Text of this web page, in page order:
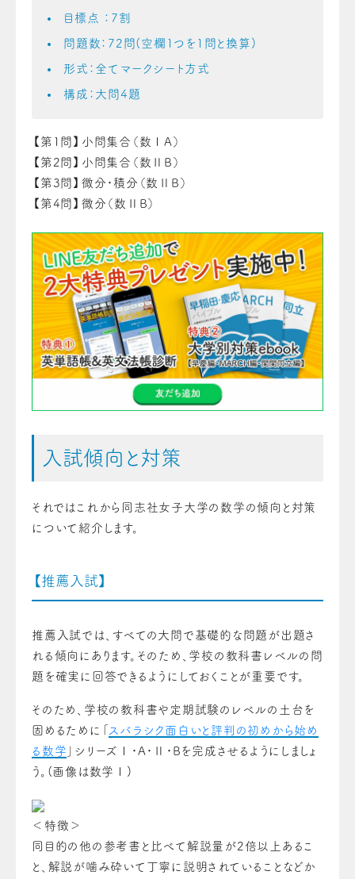
目標点 ：7割
問題数：72問(空欄1つを1問と換算)
形式：全てマークシート方式
構成：大問4題
【第1問】小問集合（数ⅠA）
【第2問】小問集合（数ⅡB）
【第3問】微分・積分（数ⅡB）
【第4問】微分（数ⅡB）
入試傾向と対策
それではこれから同志社女子大学の数学の傾向と対策
について紹介します。
【推薦入試】
推薦入試では、すべての大問で基礎的な問題が出題さ
れる傾向にあります。そのため、学校の教科書レベルの問
題を確実に回答できるようにしておくことが重要です。
そのため、学校の教科書や定期試験のレベルの土台を
固めるために「 スバラシク面白いと評判の初めから始め
る数学 」シリーズⅠ・A・Ⅱ・Bを完成させるようにしましょ
う。(画像は数学Ⅰ)
＜特徴＞
同目的の他の参考書と比べて解説量が2倍以上あるこ
と、解説が噛み砕いて丁寧に説明されていることなどか